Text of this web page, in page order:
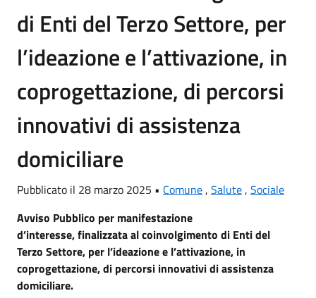
di Enti del Terzo Settore, per
l’ideazione e l’attivazione, in
coprogettazione, di percorsi
innovativi di assistenza
domiciliare
Pubblicato il 28 marzo 2025 • Comune, Salute, Sociale
Avviso Pubblico per manifestazione
d’interesse, finalizzata al coinvolgimento di Enti del
Terzo Settore, per l’ideazione e l’attivazione, in
coprogettazione, di percorsi innovativi di assistenza
domiciliare.